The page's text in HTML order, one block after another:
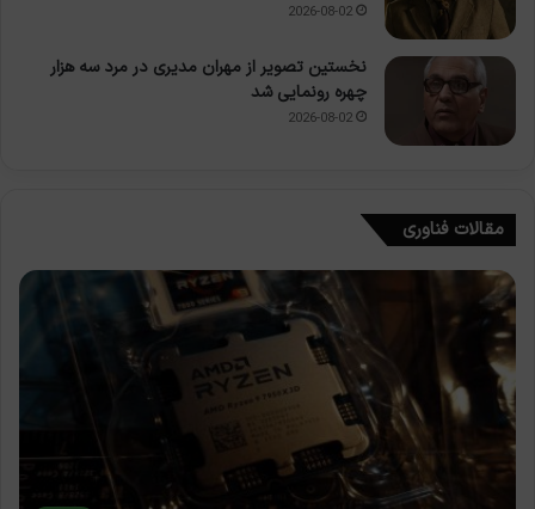
2026-08-02
نخستین تصویر از مهران مدیری در مرد سه هزار
چهره رونمایی شد
2026-08-02
مقالات فناوری